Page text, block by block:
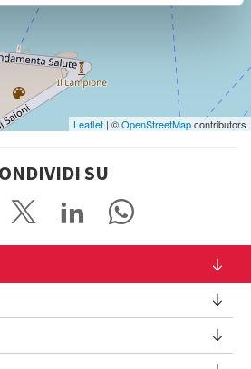
Leaflet | ©OpenStreetMapcontributors
SU